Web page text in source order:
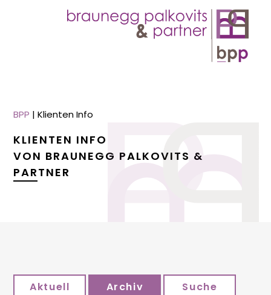
BPP |Klienten Info
KLIENTEN INFO
VON BRAUNEGG PALKOVITS &
PARTNER
Aktuell Archiv Suche